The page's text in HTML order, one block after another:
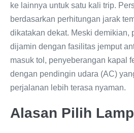
ke lainnya untuk satu kali trip.
berdasarkan perhitungan jarak
dikatakan dekat. Meski demikian,
dijamin dengan fasilitas jemput
masuk tol, penyeberangan kapal
dengan pendingin udara (AC)
perjalanan lebih terasa nyaman.
Alasan Pilih